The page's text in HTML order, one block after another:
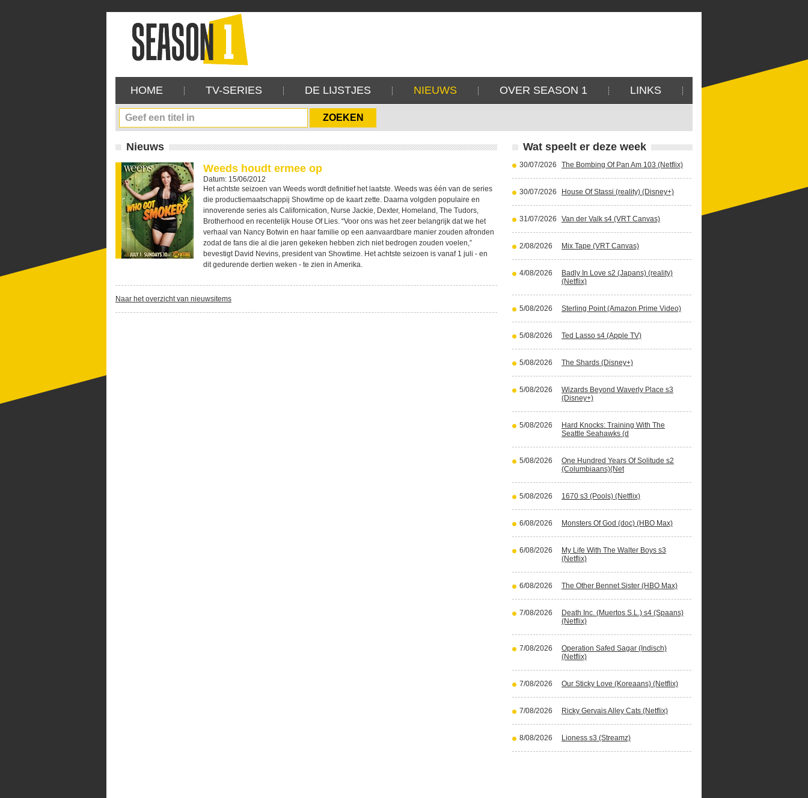
HOME TV-SERIES DE LIJSTJES NIEUWS OVER SEASON 1 LINKS
Nieuws
Weeds houdt ermee op
Datum: 15/06/2012
Het achtste seizoen van Weeds wordt definitief het laatste. Weeds was één van de series
die productiemaatschappij Showtime op de kaart zette. Daarna volgden populaire en
innoverende series als Californication, Nurse Jackie, Dexter, Homeland, The Tudors,
Brotherhood en recentelijk House Of Lies. “Voor ons was het zeer belangrijk dat we het
verhaal van Nancy Botwin en haar familie op een aanvaardbare manier zouden afronden
zodat de fans die al die jaren gekeken hebben zich niet bedrogen zouden voelen,”
bevestigt David Nevins, president van Showtime. Het achtste seizoen is vanaf 1 juli - en
dit gedurende dertien weken - te zien in Amerika.
Naar het overzicht van nieuwsitems
Wat speelt er deze week
30/07/2026 The Bombing Of Pan Am 103 (Netflix)
30/07/2026 House Of Stassi (reality) (Disney+)
31/07/2026 Van der Valk s4 (VRT Canvas)
2/08/2026 Mix Tape (VRT Canvas)
4/08/2026
Badly In Love s2 (Japans) (reality)
(Netflix)
5/08/2026 Sterling Point (Amazon Prime Video)
5/08/2026 Ted Lasso s4 (Apple TV)
5/08/2026 The Shards (Disney+)
5/08/2026
Wizards Beyond Waverly Place s3
(Disney+)
5/08/2026
Hard Knocks: Training With The
Seattle Seahawks (d
5/08/2026
One Hundred Years Of Solitude s2
(Columbiaans)(Net
5/08/2026 1670 s3 (Pools) (Netflix)
6/08/2026 Monsters Of God (doc) (HBO Max)
6/08/2026
My Life With The Walter Boys s3
(Netflix)
6/08/2026 The Other Bennet Sister (HBO Max)
7/08/2026
Death Inc. (Muertos S.L.) s4 (Spaans)
(Netflix)
7/08/2026
Operation Safed Sagar (Indisch)
(Netflix)
7/08/2026 Our Sticky Love (Koreaans) (Netflix)
7/08/2026 Ricky Gervais Alley Cats (Netflix)
8/08/2026 Lioness s3 (Streamz)